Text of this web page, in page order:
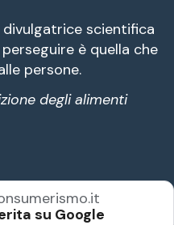
scientifica
perseguire è quella che
persone.
degli alimenti
su Google